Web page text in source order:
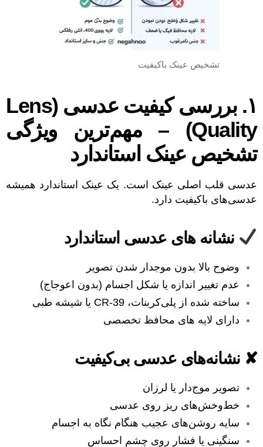
تشخیص عینک باکیفیت
۱. بررسی کیفیت عدسی (Lens
Quality) – مهم‌ترین ویژگی
تشخیص عینک استاندارد
عدسی قلب اصلی عینک است. یک عینک استاندارد همیشه
عدسی‌های باکیفیت دارد.
نشانه های عدسی استاندارد
وضوح بالا بدون موجدار شدن تصویر
عدم تغییر اندازه یا شکل اجسام (بدون اعوجاج)
ساخته شده از پلی‌کربنات، CR-39 یا شیشه طبی
دارای لایه های محافظ تخصصی
✘ نشانه‌های عدسی بی‌کیفیت
تصویر موج‌دار یا لرزان
خط‌وخش‌های ریز روی عدسی
سایه روشن‌های عجیب هنگام نگاه به اجسام
سنگینی یا فشار روی چشم احساس